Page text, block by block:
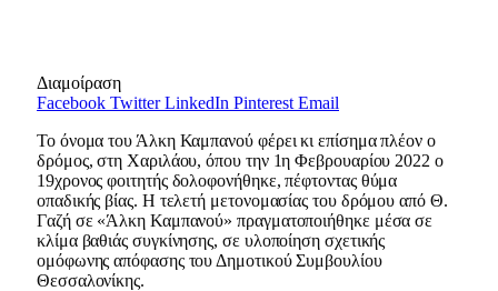
Διαμοίραση
Facebook Twitter LinkedIn Pinterest Email
Το όνομα του Άλκη Καμπανού φέρει κι επίσημα πλέον ο
δρόμος, στη Χαριλάου, όπου την 1η Φεβρουαρίου 2022 ο
19χρονος φοιτητής δολοφονήθηκε, πέφτοντας θύμα
οπαδικής βίας. Η τελετή μετονομασίας του δρόμου από Θ.
Γαζή σε «Άλκη Καμπανού» πραγματοποιήθηκε μέσα σε
κλίμα βαθιάς συγκίνησης, σε υλοποίηση σχετικής
ομόφωνης απόφασης του Δημοτικού Συμβουλίου
Θεσσαλονίκης.